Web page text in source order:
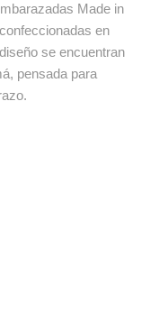
Made in
en
se encuentran
pensada para